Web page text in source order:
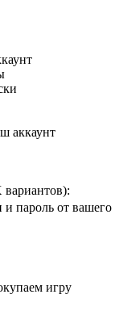
аккаунт
и пароль от вашего
игру